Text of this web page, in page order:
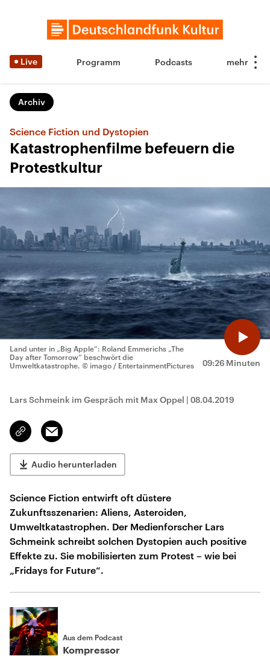
Live Programm Podcasts
Archiv
Science Fiction und Dystopien
Katastrophenfilme befeuern die
Protestkultur
09:26 Minuten
Land unter in „Big Apple“: Roland Emmerichs „The
Day after Tomorrow“ beschwört die
Umweltkatastrophe. © imago / EntertainmentPictures
Lars Schmeink im Gespräch mit Max Oppel | 08.04.2019
Link
kopieren/teilen
Email
Audio herunterladen
Science Fiction entwirft oft düstere
Zukunftsszenarien: Aliens, Asteroiden,
Umweltkatastrophen. Der Medienforscher Lars
Schmeink schreibt solchen Dystopien auch positive
Effekte zu. Sie mobilisierten zum Protest – wie bei
„Fridays for Future“.
Aus dem Podcast
Kompressor